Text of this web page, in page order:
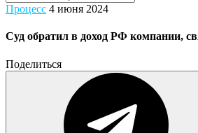
Процесс 4 июня 2024
Суд обратил в доход РФ компании,
Поделиться